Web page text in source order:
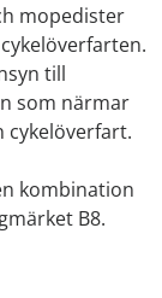
mopedister
till
som närmar
cykelöverfart.
kombination
B8.